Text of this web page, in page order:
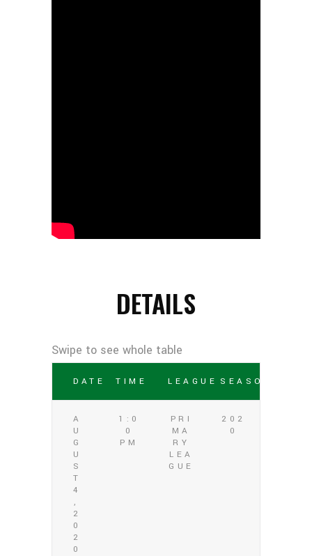
DETAILS
DATE TIME LEAGUE SEASON
A
U
G
U
S
T
4
,
2
0
2
0
1:0
0
PM
PRI
MA
RY
LEA
GUE
202
0